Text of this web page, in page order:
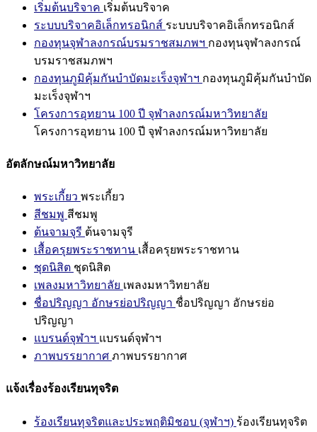
เริ่มต้นบริจาค เริ่มต้นบริจาค
ระบบบริจาคอิเล็กทรอนิกส์ ระบบบริจาคอิเล็กทรอนิกส์
กองทุนจุฬาลงกรณ์บรมราชสมภพฯ กองทุนจุฬาลงกรณ์
บรมราชสมภพฯ
กองทุนภูมิคุ้มกันบำบัดมะเร็งจุฬาฯ กองทุนภูมิคุ้มกันบำบัด
มะเร็งจุฬาฯ
โครงการอุทยาน 100 ปี จุฬาลงกรณ์มหาวิทยาลัย
โครงการอุทยาน 100 ปี จุฬาลงกรณ์มหาวิทยาลัย
อัตลักษณ์มหาวิทยาลัย
พระเกี้ยว พระเกี้ยว
สีชมพู สีชมพู
ต้นจามจุรี ต้นจามจุรี
เสื้อครุยพระราชทาน เสื้อครุยพระราชทาน
ชุดนิสิต ชุดนิสิต
เพลงมหาวิทยาลัย เพลงมหาวิทยาลัย
ชื่อปริญญา อักษรย่อปริญญา ชื่อปริญญา อักษรย่อ
ปริญญา
แบรนด์จุฬาฯ แบรนด์จุฬาฯ
ภาพบรรยากาศ ภาพบรรยากาศ
แจ้งเรื่องร้องเรียนทุจริต
ร้องเรียนทุจริตและประพฤติมิชอบ (จุฬาฯ) ร้องเรียนทุจริต